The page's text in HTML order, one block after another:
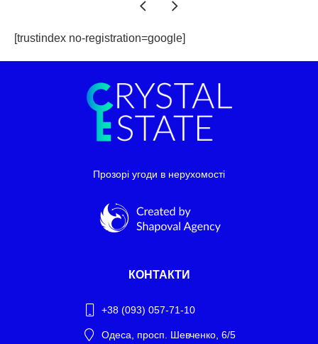
[trustindex no-registration=google]
Прозорі угоди в нерухомості
КОНТАКТИ
+38 (093) 057-71-10
Одеса, просп. Шевченко, 6/5